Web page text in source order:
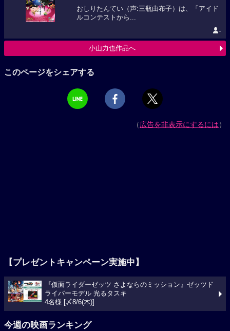
おしりたんてい（声:三瓶由布子）は、「アイド
ルコンテストから...
-
小山力也作品へ
このページをシェアする
（広告を非表示にするには）
【プレゼントキャンペーン実施中】
『仮面ライダーゼッツ さよならのミッション』ゼッツド
ライバーモデル 光るタスキ
4名様 [〆8/6(木)]
今週の映画ランキング